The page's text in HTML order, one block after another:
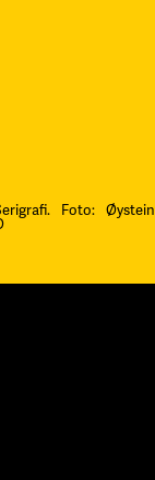
Foto: Øystein